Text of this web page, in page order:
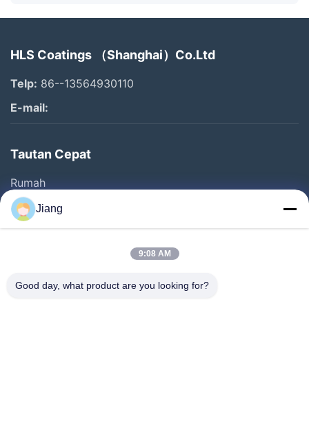
HLS Coatings （Shanghai）Co.Ltd
Telp: 86--13564930110
E-mail:
Tautan Cepat
Rumah
Produk
Video
Tentang Kami
Jiang
9:08 AM
Good day, what product are you looking for?